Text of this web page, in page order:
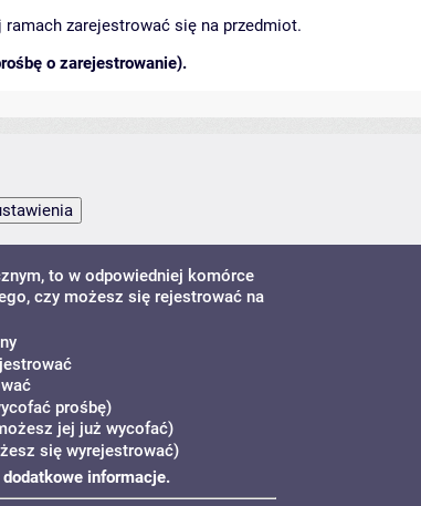
zarejestrować się na przedmiot.
o zarejestrowanie).
to w odpowiedniej komórce
czy możesz się rejestrować na
prośbę)
jej już wycofać)
się wyrejestrować)
informacje.